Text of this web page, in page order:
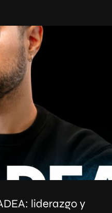
liderazgo y